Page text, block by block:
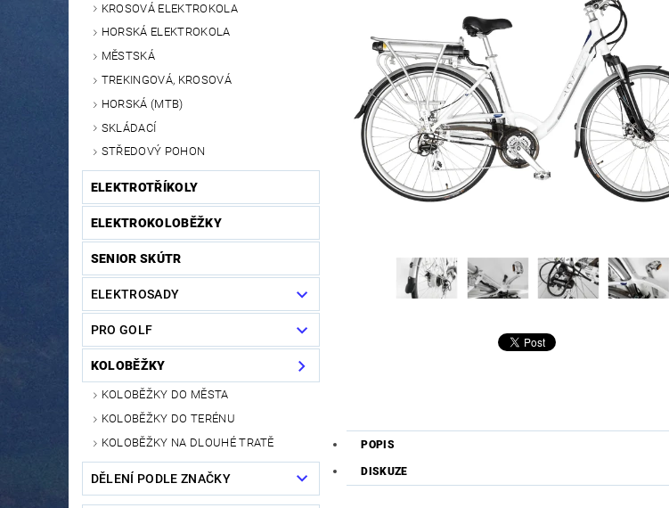
KROSOVÁ ELEKTROKOLA
HORSKÁ ELEKTROKOLA
MĚSTSKÁ
TREKINGOVÁ, KROSOVÁ
HORSKÁ (MTB)
SKLÁDACÍ
STŘEDOVÝ POHON
ELEKTROTŘÍKOLY
ELEKTROKOLOBĚŽKY
SENIOR SKÚTR
ELEKTROSADY
PRO GOLF
KOLOBĚŽKY
KOLOBĚŽKY DO MĚSTA
KOLOBĚŽKY DO TERÉNU
KOLOBĚŽKY NA DLOUHÉ TRATĚ
DĚLENÍ PODLE ZNAČKY
POPIS
DISKUZE